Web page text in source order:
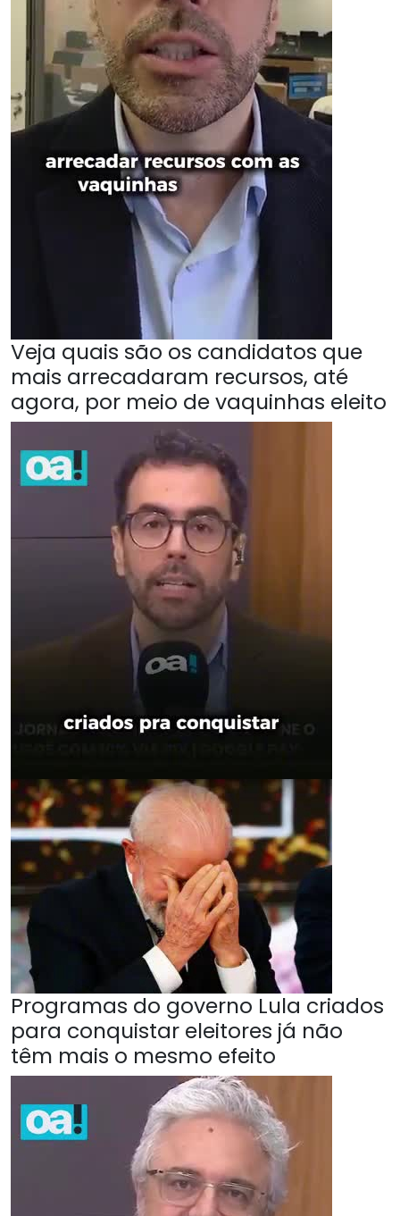
Veja quais são os candidatos que
mais arrecadaram recursos, até
agora, por meio de vaquinhas eleito
Programas do governo Lula criados
para conquistar eleitores já não
têm mais o mesmo efeito